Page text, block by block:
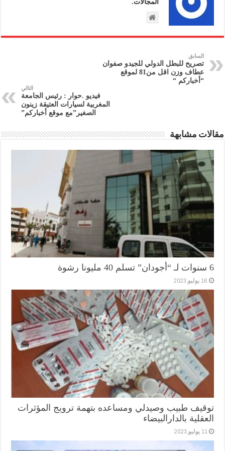
السابق
تصريح للبطل الدولي للجيدو صفوان
عطاف وزن اقل من81 لموقع
“أخباركم “
التالي
فيديو .حوار : رئيس الجامعة
المغربية لسيارات العتيقة زينون
الصغير”مع موقع أخباركم”
مقالات مشابهة
6 سنوات لـ “أجودان” تسلم 40 مليونا رشوة
16 يوليو,2023
توقيف طبيب وصيدلي ومساعده بتهمة ترويج المؤثرات
العقلية بالدارالبيضاء
11 يوليو,2023